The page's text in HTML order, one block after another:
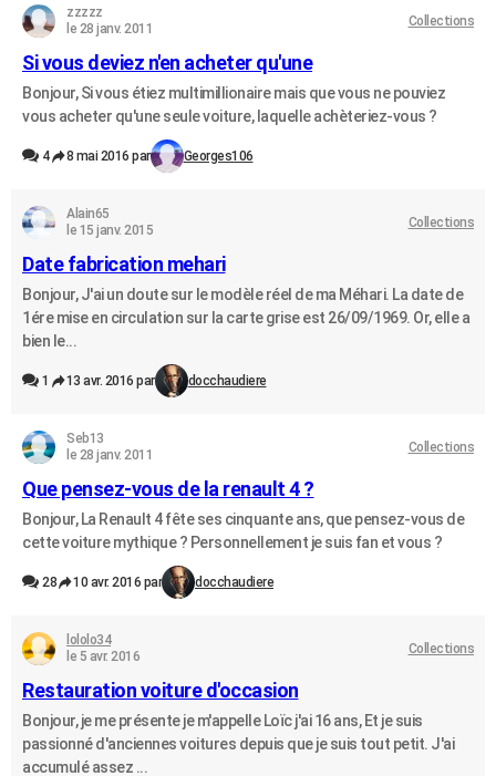
zzzzz
le 28 janv. 2011
Collections
Si vous deviez n'en acheter qu'une
Bonjour, Si vous étiez multimillionaire mais que vous ne pouviez
vous acheter qu'une seule voiture, laquelle achèteriez-vous ?
4 8 mai 2016 par Georges106
Alain65
le 15 janv. 2015
Collections
Date fabrication mehari
Bonjour, J'ai un doute sur le modèle réel de ma Méhari. La date de
1ére mise en circulation sur la carte grise est 26/09/1969. Or, elle a
bien le...
1 13 avr. 2016 par docchaudiere
Seb13
le 28 janv. 2011
Collections
Que pensez-vous de la renault 4 ?
Bonjour, La Renault 4 fête ses cinquante ans, que pensez-vous de
cette voiture mythique ? Personnellement je suis fan et vous ?
28 10 avr. 2016 par docchaudiere
lololo34
le 5 avr. 2016
Collections
Restauration voiture d'occasion
Bonjour, je me présente je m'appelle Loïc j'ai 16 ans, Et je suis
passionné d'anciennes voitures depuis que je suis tout petit. J'ai
accumulé assez ...